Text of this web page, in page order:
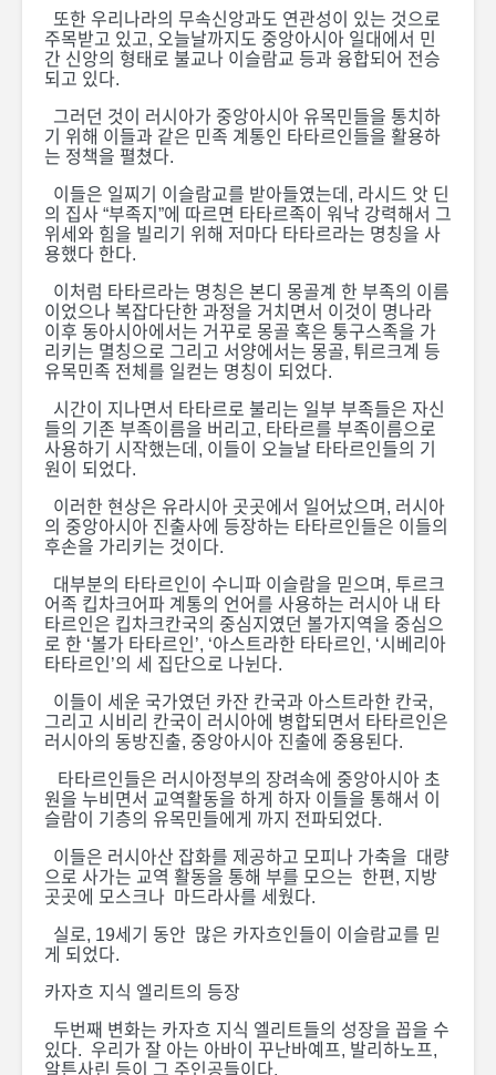
또한 우리나라의 무속신앙과도 연관성이 있는 것으로
주목받고 있고, 오늘날까지도 중앙아시아 일대에서 민
간 신앙의 형태로 불교나 이슬람교 등과 융합되어 전승
되고 있다.
그러던 것이 러시아가 중앙아시아 유목민들을 통치하
기 위해 이들과 같은 민족 계통인 타타르인들을 활용하
는 정책을 펼쳤다.
이들은 일찌기 이슬람교를 받아들였는데, 라시드 앗 딘
의 집사 “부족지”에 따르면 타타르족이 워낙 강력해서 그
위세와 힘을 빌리기 위해 저마다 타타르라는 명칭을 사
용했다 한다.
이처럼 타타르라는 명칭은 본디 몽골계 한 부족의 이름
이었으나 복잡다단한 과정을 거치면서 이것이 명나라
이후 동아시아에서는 거꾸로 몽골 혹은 퉁구스족을 가
리키는 멸칭으로 그리고 서양에서는 몽골, 튀르크계 등
유목민족 전체를 일컫는 명칭이 되었다.
시간이 지나면서 타타르로 불리는 일부 부족들은 자신
들의 기존 부족이름을 버리고, 타타르를 부족이름으로
사용하기 시작했는데, 이들이 오늘날 타타르인들의 기
원이 되었다.
이러한 현상은 유라시아 곳곳에서 일어났으며, 러시아
의 중앙아시아 진출사에 등장하는 타타르인들은 이들의
후손을 가리키는 것이다.
대부분의 타타르인이 수니파 이슬람을 믿으며, 투르크
어족 킵차크어파 계통의 언어를 사용하는 러시아 내 타
타르인은 킵차크칸국의 중심지였던 볼가지역을 중심으
로 한 ‘볼가 타타르인’, ‘아스트라한 타타르인, ‘시베리아
타타르인’의 세 집단으로 나뉜다.
이들이 세운 국가였던 카잔 칸국과 아스트라한 칸국,
그리고 시비리 칸국이 러시아에 병합되면서 타타르인은
러시아의 동방진출, 중앙아시아 진출에 중용된다.
타타르인들은 러시아정부의 장려속에 중앙아시아 초
원을 누비면서 교역활동을 하게 하자 이들을 통해서 이
슬람이 기층의 유목민들에게 까지 전파되었다.
이들은 러시아산 잡화를 제공하고 모피나 가축을 대량
으로 사가는 교역 활동을 통해 부를 모으는 한편, 지방
곳곳에 모스크나 마드라사를 세웠다.
실로, 19세기 동안 많은 카자흐인들이 이슬람교를 믿
게 되었다.
카자흐 지식 엘리트의 등장
두번째 변화는 카자흐 지식 엘리트들의 성장을 꼽을 수
있다. 우리가 잘 아는 아바이 꾸난바예프, 발리하노프,
알튼사린 등이 그 주인공들이다.
카자흐스탄 첫 대규모
원격교육 시작
알마티 하늘에 불 구
름
한인일보, ‘젤라보이
카자흐스탄’신문과 상
호교류 업무협약 체결
봄의 축제
즐기는 카
[현장 르
이하나된